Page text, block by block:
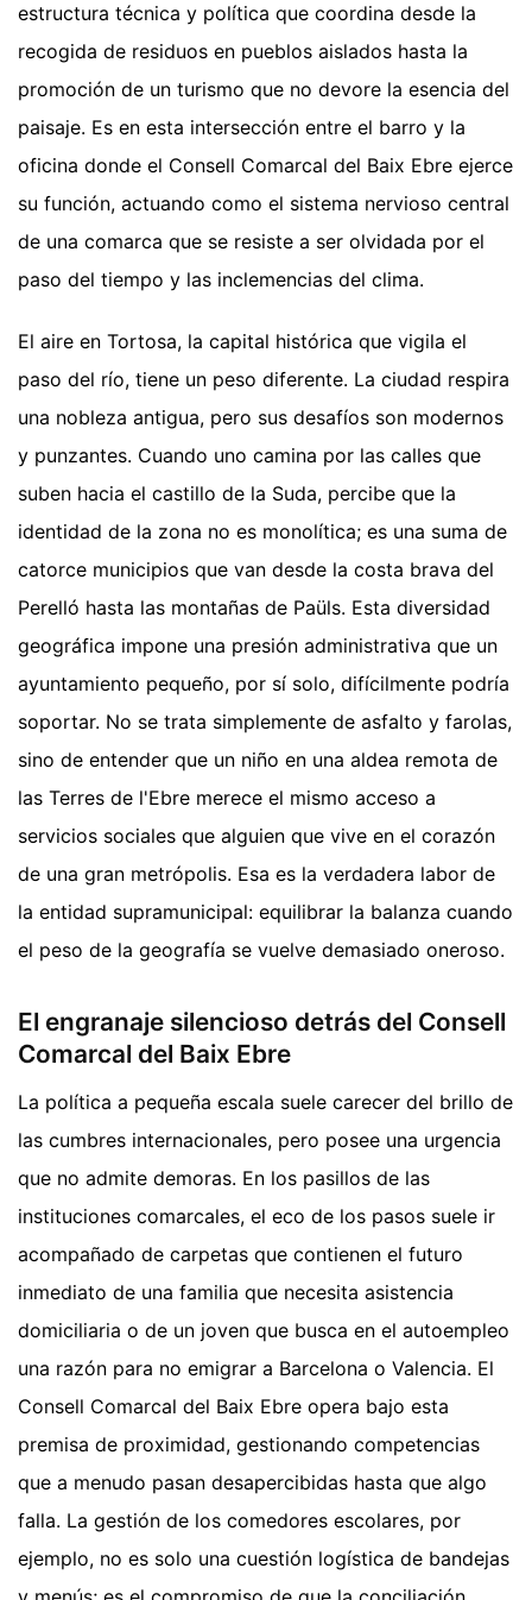
estructura técnica y política que coordina desde la
recogida de residuos en pueblos aislados hasta la
promoción de un turismo que no devore la esencia del
paisaje. Es en esta intersección entre el barro y la
oficina donde el Consell Comarcal del Baix Ebre ejerce
su función, actuando como el sistema nervioso central
de una comarca que se resiste a ser olvidada por el
paso del tiempo y las inclemencias del clima.
El aire en Tortosa, la capital histórica que vigila el
paso del río, tiene un peso diferente. La ciudad respira
una nobleza antigua, pero sus desafíos son modernos
y punzantes. Cuando uno camina por las calles que
suben hacia el castillo de la Suda, percibe que la
identidad de la zona no es monolítica; es una suma de
catorce municipios que van desde la costa brava del
Perelló hasta las montañas de Paüls. Esta diversidad
geográfica impone una presión administrativa que un
ayuntamiento pequeño, por sí solo, difícilmente podría
soportar. No se trata simplemente de asfalto y farolas,
sino de entender que un niño en una aldea remota de
las Terres de l'Ebre merece el mismo acceso a
servicios sociales que alguien que vive en el corazón
de una gran metrópolis. Esa es la verdadera labor de
la entidad supramunicipal: equilibrar la balanza cuando
el peso de la geografía se vuelve demasiado oneroso.
El engranaje silencioso detrás del Consell
Comarcal del Baix Ebre
La política a pequeña escala suele carecer del brillo de
las cumbres internacionales, pero posee una urgencia
que no admite demoras. En los pasillos de las
instituciones comarcales, el eco de los pasos suele ir
acompañado de carpetas que contienen el futuro
inmediato de una familia que necesita asistencia
domiciliaria o de un joven que busca en el autoempleo
una razón para no emigrar a Barcelona o Valencia. El
Consell Comarcal del Baix Ebre opera bajo esta
premisa de proximidad, gestionando competencias
que a menudo pasan desapercibidas hasta que algo
falla. La gestión de los comedores escolares, por
ejemplo, no es solo una cuestión logística de bandejas